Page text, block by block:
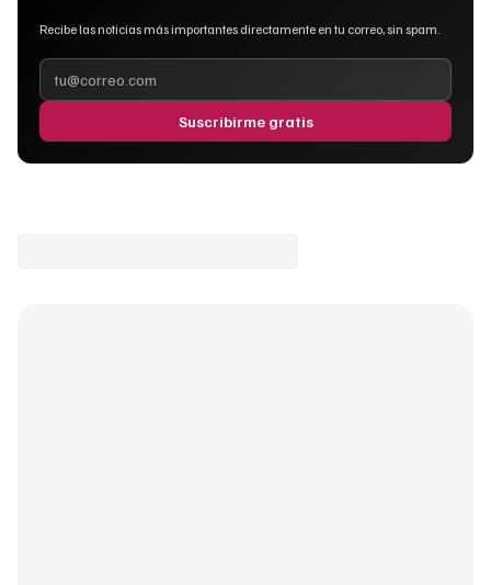
Recibe las noticias más importantes directamente en tu correo, sin spam.
Suscribirme gratis